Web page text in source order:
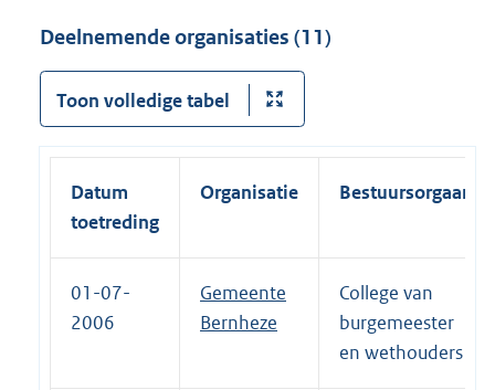
Deelnemende organisaties (11)
Toon volledige tabel
Datum
toetreding
Organisatie Bestuursorgaan
01-07-
2006
Gemeente
Bernheze
College van
burgemeester
en wethouders